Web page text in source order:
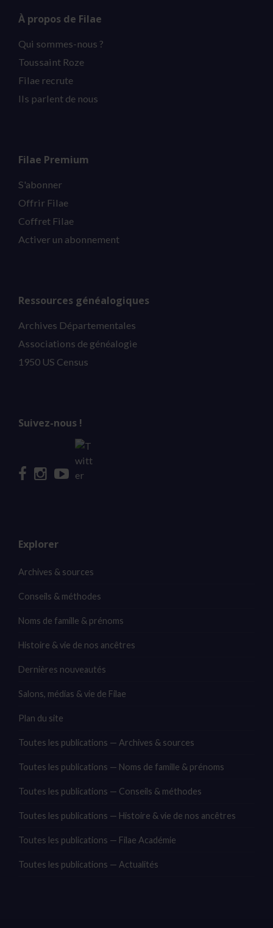
À propos de Filae
Qui sommes-nous ?
Toussaint Roze
Filae recrute
Ils parlent de nous
Filae Premium
S'abonner
Offrir Filae
Coffret Filae
Activer un abonnement
Ressources généalogiques
Archives Départementales
Associations de généalogie
1950 US Census
Suivez-nous !
Explorer
Archives & sources
Conseils & méthodes
Noms de famille & prénoms
Histoire & vie de nos ancêtres
Dernières nouveautés
Salons, médias & vie de Filae
Plan du site
Toutes les publications — Archives & sources
Toutes les publications — Noms de famille & prénoms
Toutes les publications — Conseils & méthodes
Toutes les publications — Histoire & vie de nos ancêtres
Toutes les publications — Filae Académie
Toutes les publications — Actualités